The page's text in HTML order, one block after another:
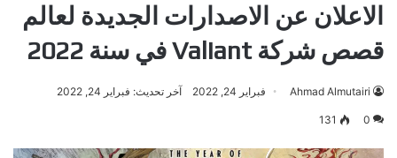
الاعلان عن الاصدارات الجديدة لعالم
قصص شركة Valiant في سنة 2022
Ahmad Almutairi فبراير 24, 2022 آخر تحديث: فبراير 24, 2022
0
131